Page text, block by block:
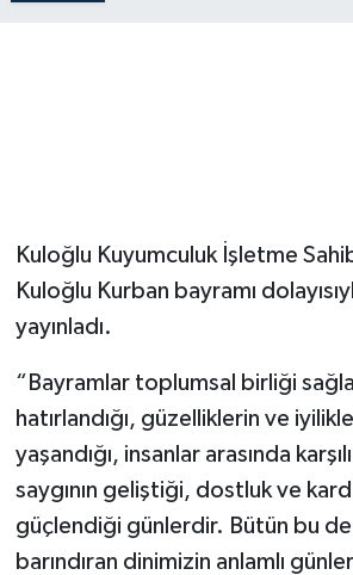
Kuloğlu Kuyumculuk İşletme
Kuloğlu Kurban bayramı
yayınladı.
“Bayramlar toplumsal birliği
hatırlandığı, güzelliklerin ve
yaşandığı, insanlar arasında
saygının geliştiği, dostluk ve
güçlendiği günlerdir. Bütün bu
barındıran dinimizin anlamlı